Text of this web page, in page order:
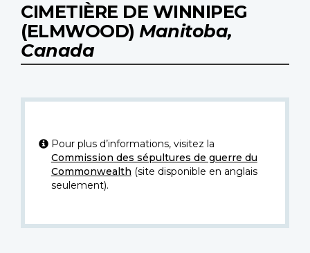
CIMETIÈRE DE WINNIPEG
(ELMWOOD) Manitoba,
Canada
Pour plus d’informations, visitez la
Commission des sépultures de guerre du
Commonwealth (site disponible en anglais
seulement).